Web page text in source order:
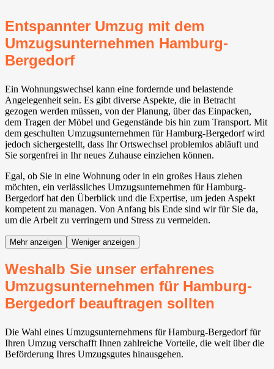
Entspannter Umzug mit dem
Umzugsunternehmen Hamburg-
Bergedorf
Ein Wohnungswechsel kann eine fordernde und belastende
Angelegenheit sein. Es gibt diverse Aspekte, die in Betracht
gezogen werden müssen, von der Planung, über das Einpacken,
dem Tragen der Möbel und Gegenstände bis hin zum Transport. Mit
dem geschulten Umzugsunternehmen für Hamburg-Bergedorf wird
jedoch sichergestellt, dass Ihr Ortswechsel problemlos abläuft und
Sie sorgenfrei in Ihr neues Zuhause einziehen können.
Egal, ob Sie in eine Wohnung oder in ein großes Haus ziehen
möchten, ein verlässliches Umzugsunternehmen für Hamburg-
Bergedorf hat den Überblick und die Expertise, um jeden Aspekt
kompetent zu managen. Von Anfang bis Ende sind wir für Sie da,
um die Arbeit zu verringern und Stress zu vermeiden.
Mehr anzeigen Weniger anzeigen
Weshalb Sie unser erfahrenes
Umzugsunternehmen für Hamburg-
Bergedorf beauftragen sollten
Die Wahl eines Umzugsunternehmens für Hamburg-Bergedorf für
Ihren Umzug verschafft Ihnen zahlreiche Vorteile, die weit über die
Beförderung Ihres Umzugsgutes hinausgehen.